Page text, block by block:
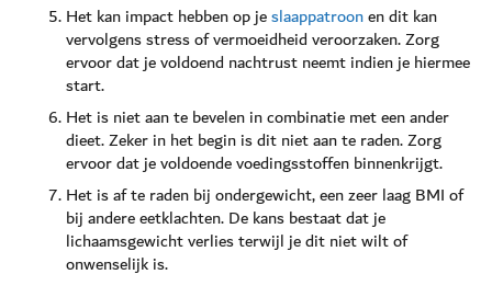
Het kan impact hebben op jeslaappatroonen dit kan
vervolgens stress of vermoeidheid veroorzaken. Zorg
ervoor dat je voldoend nachtrust neemt indien je hiermee
start.
Het is niet aan te bevelen in combinatie met een ander
dieet. Zeker in het begin is dit niet aan te raden. Zorg
ervoor dat je voldoende voedingsstoffen binnenkrijgt.
Het is af te raden bij ondergewicht, een zeer laag BMI of
bij andere eetklachten. De kans bestaat dat je
lichaamsgewicht verlies terwijl je dit niet wilt of
onwenselijk is.